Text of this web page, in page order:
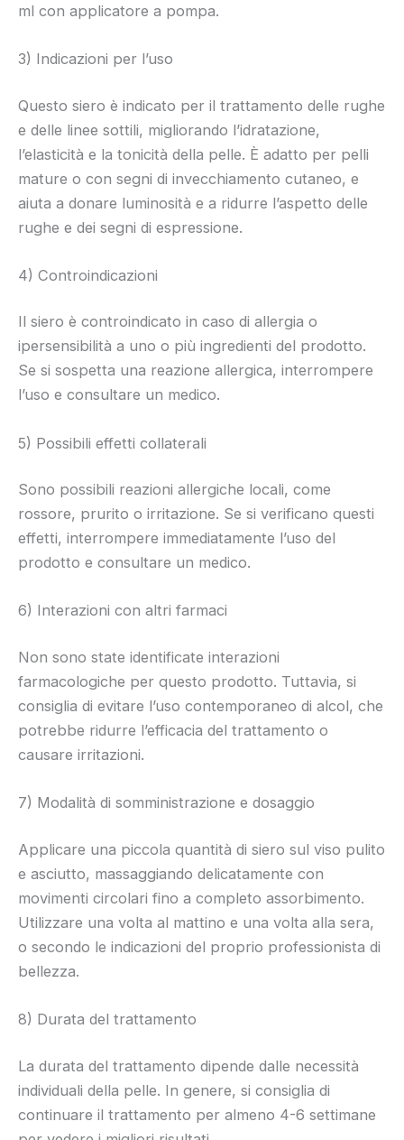
ml con applicatore a pompa.
3) Indicazioni per l’uso
Questo siero è indicato per il trattamento delle rughe
e delle linee sottili, migliorando l’idratazione,
l’elasticità e la tonicità della pelle. È adatto per pelli
mature o con segni di invecchiamento cutaneo, e
aiuta a donare luminosità e a ridurre l’aspetto delle
rughe e dei segni di espressione.
4) Controindicazioni
Il siero è controindicato in caso di allergia o
ipersensibilità a uno o più ingredienti del prodotto.
Se si sospetta una reazione allergica, interrompere
l’uso e consultare un medico.
5) Possibili effetti collaterali
Sono possibili reazioni allergiche locali, come
rossore, prurito o irritazione. Se si verificano questi
effetti, interrompere immediatamente l’uso del
prodotto e consultare un medico.
6) Interazioni con altri farmaci
Non sono state identificate interazioni
farmacologiche per questo prodotto. Tuttavia, si
consiglia di evitare l’uso contemporaneo di alcol, che
potrebbe ridurre l’efficacia del trattamento o
causare irritazioni.
7) Modalità di somministrazione e dosaggio
Applicare una piccola quantità di siero sul viso pulito
e asciutto, massaggiando delicatamente con
movimenti circolari fino a completo assorbimento.
Utilizzare una volta al mattino e una volta alla sera,
o secondo le indicazioni del proprio professionista di
bellezza.
8) Durata del trattamento
La durata del trattamento dipende dalle necessità
individuali della pelle. In genere, si consiglia di
continuare il trattamento per almeno 4-6 settimane